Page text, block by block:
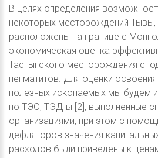
В целях определения
некоторых месторождений Тывы,
расположены на границе с
экономическая оценка
Тастыгского месторождения
пегматитов. Для оценки
полезных ископаемых мы будем
по ТЭО, ТЭД-ы [2], выполненные
организациями, при этом с
дефляторов значения
расходов были приведены к